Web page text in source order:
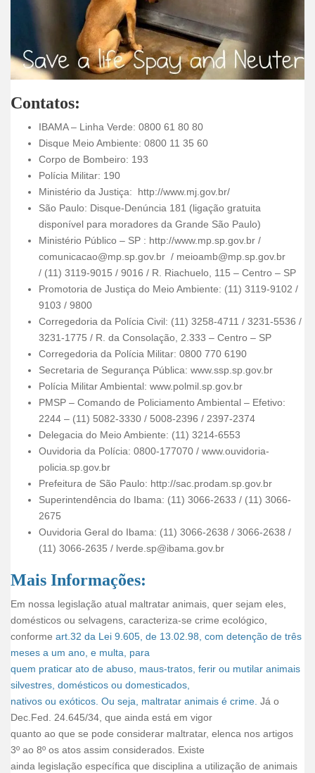
Contatos:
IBAMA – Linha Verde: 0800 61 80 80
Disque Meio Ambiente: 0800 11 35 60
Corpo de Bombeiro: 193
Polícia Militar: 190
Ministério da Justiça: http://www.mj.gov.br/
São Paulo: Disque-Denúncia 181 (ligação gratuita
disponível para moradores da Grande São Paulo)
Ministério Público – SP : http://www.mp.sp.gov.br /
comunicacao@mp.sp.gov.br / meioamb@mp.sp.gov.br
/ (11) 3119-9015 / 9016 / R. Riachuelo, 115 – Centro – SP
Promotoria de Justiça do Meio Ambiente: (11) 3119-9102 /
9103 / 9800
Corregedoria da Polícia Civil: (11) 3258-4711 / 3231-5536 /
3231-1775 / R. da Consolação, 2.333 – Centro – SP
Corregedoria da Polícia Militar: 0800 770 6190
Secretaria de Segurança Pública: www.ssp.sp.gov.br
Polícia Militar Ambiental: www.polmil.sp.gov.br
PMSP – Comando de Policiamento Ambiental – Efetivo:
2244 – (11) 5082-3330 / 5008-2396 / 2397-2374
Delegacia do Meio Ambiente: (11) 3214-6553
Ouvidoria da Polícia: 0800-177070 / www.ouvidoria-
policia.sp.gov.br
Prefeitura de São Paulo: http://sac.prodam.sp.gov.br
Superintendência do Ibama: (11) 3066-2633 / (11) 3066-
2675
Ouvidoria Geral do Ibama: (11) 3066-2638 / 3066-2638 /
(11) 3066-2635 / lverde.sp@ibama.gov.br
Mais Informações:
Em nossa legislação atual maltratar animais, quer sejam eles,
domésticos ou selvagens, caracteriza-se crime ecológico,
conforme art.32 da Lei 9.605, de 13.02.98, com detenção de três
meses a um ano, e multa, para
quem praticar ato de abuso, maus-tratos, ferir ou mutilar animais
silvestres, domésticos ou domesticados,
nativos ou exóticos. Ou seja, maltratar animais é crime. Já o
Dec.Fed. 24.645/34, que ainda está em vigor
quanto ao que se pode considerar maltratar, elenca nos artigos
3º ao 8º os atos assim considerados. Existe
ainda legislação específica que disciplina a utilização de animais